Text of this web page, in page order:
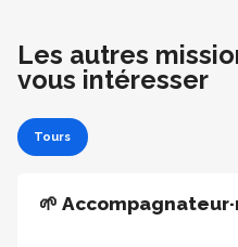
Les autres
vous intéresser
Tours
🌱